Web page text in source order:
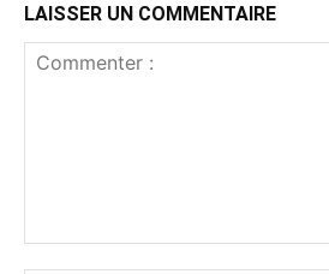
LAISSER UN COMMENTAIRE